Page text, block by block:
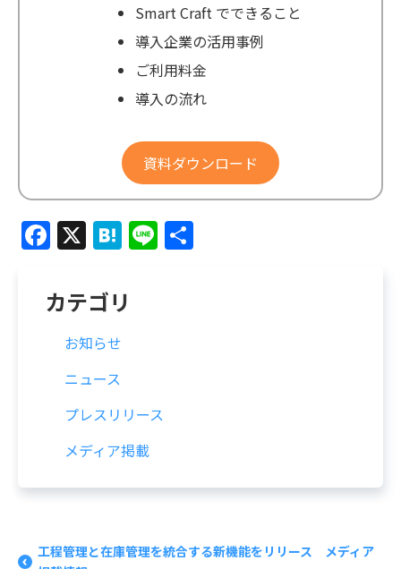
Smart Craft でできること
導入企業の活用事例
ご利用料金
導入の流れ
資料ダウンロード
Facebook
X Hatena
Line
カテゴリ
お知らせ
ニュース
プレスリリース
メディア掲載
工程管理と在庫管理を統合する新機能をリリース メディア